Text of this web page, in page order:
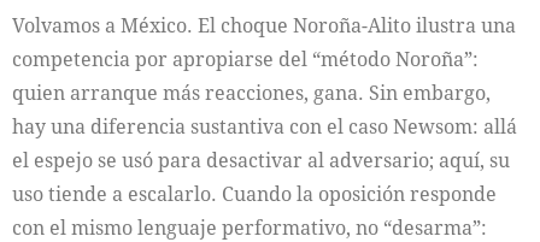
Volvamos a México. El choque Noroña-Alito ilustra una
competencia por apropiarse del “método Noroña”:
quien arranque más reacciones, gana. Sin embargo,
hay una diferencia sustantiva con el caso Newsom: allá
el espejo se usó para desactivar al adversario; aquí, su
uso tiende a escalarlo. Cuando la oposición responde
con el mismo lenguaje performativo, no “desarma”: